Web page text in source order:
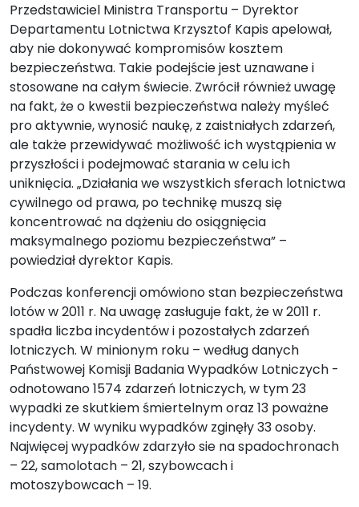
Przedstawiciel Ministra Transportu – Dyrektor
Departamentu Lotnictwa Krzysztof Kapis apelował,
aby nie dokonywać kompromisów kosztem
bezpieczeństwa. Takie podejście jest uznawane i
stosowane na całym świecie. Zwrócił również uwagę
na fakt, że o kwestii bezpieczeństwa należy myśleć
pro aktywnie, wynosić naukę, z zaistniałych zdarzeń,
ale także przewidywać możliwość ich wystąpienia w
przyszłości i podejmować starania w celu ich
uniknięcia. „Działania we wszystkich sferach lotnictwa
cywilnego od prawa, po technikę muszą się
koncentrować na dążeniu do osiągnięcia
maksymalnego poziomu bezpieczeństwa” –
powiedział dyrektor Kapis.
Podczas konferencji omówiono stan bezpieczeństwa
lotów w 2011 r. Na uwagę zasługuje fakt, że w 2011 r.
spadła liczba incydentów i pozostałych zdarzeń
lotniczych. W minionym roku – według danych
Państwowej Komisji Badania Wypadków Lotniczych -
odnotowano 1574 zdarzeń lotniczych, w tym 23
wypadki ze skutkiem śmiertelnym oraz 13 poważne
incydenty. W wyniku wypadków zginęły 33 osoby.
Najwięcej wypadków zdarzyło sie na spadochronach
– 22, samolotach – 21, szybowcach i
motoszybowcach – 19.